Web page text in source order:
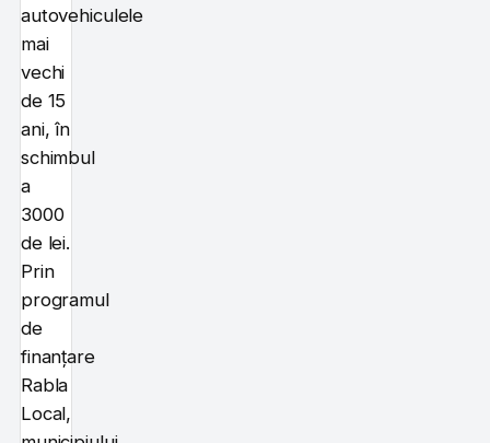
autovehiculele
mai
vechi
de 15
ani, în
schimbul
a
3000
de lei.
Prin
programul
de
finanțare
Rabla
Local,